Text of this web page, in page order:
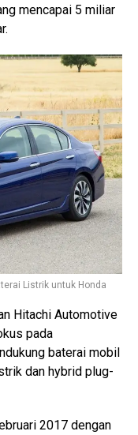
mencapai 5 miliar
Listrik untuk Honda
Hitachi Automotive
pada
baterai mobil
dan hybrid plug-
2017 dengan